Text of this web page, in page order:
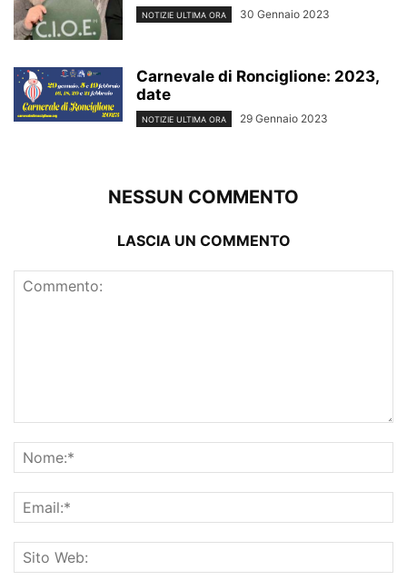
NOTIZIE ULTIMA ORA 30 Gennaio 2023
Carnevale di Ronciglione: 2023,
date
NOTIZIE ULTIMA ORA 29 Gennaio 2023
NESSUN COMMENTO
LASCIA UN COMMENTO